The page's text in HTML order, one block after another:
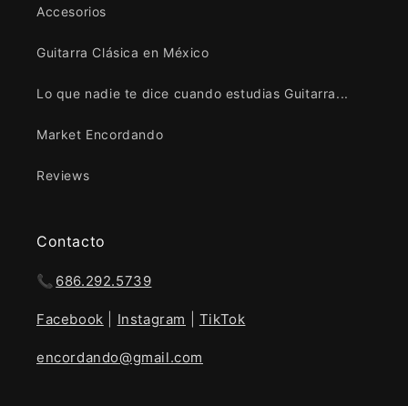
Accesorios
Guitarra Clásica en México
Lo que nadie te dice cuando estudias Guitarra...
Market Encordando
Reviews
Contacto
📞 686.292.5739
Facebook Instagram TikTok
encordando@gmail.com